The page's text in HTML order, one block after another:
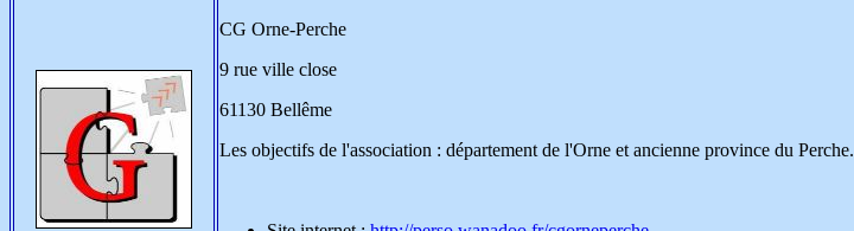
CG Orne-Perche
9 rue ville close
61130 Bellême
Les objectifs de l'association : département de l'Orne et ancienne province du Perche.